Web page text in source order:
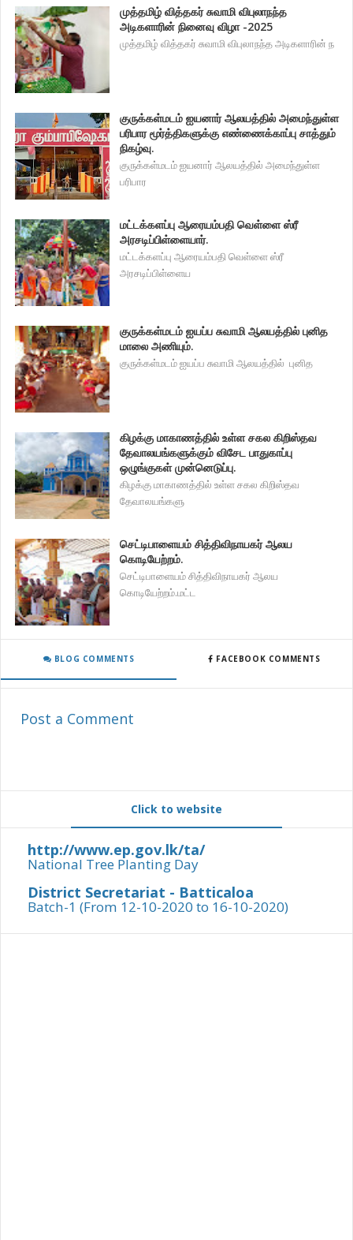
முத்தமிழ் வித்தகர் சுவாமி விபுலாநந்த
அடிகளாரின் நினைவு விழா -2025
முத்தமிழ் வித்தகர் சுவாமி விபுலாநந்த அடிகளாரின் ந
குருக்கள்மடம் ஐயனார் ஆலயத்தில் அமைந்துள்ள
பரிபார மூர்த்திகளுக்கு எண்ணைக்காப்பு சாத்தும்
நிகழ்வு.
குருக்கள்மடம் ஐயனார் ஆலயத்தில் அமைந்துள்ள
பரிபார
மட்டக்களப்பு ஆரையம்பதி வெள்ளை ஸ்ரீ
அரசடிப்பிள்ளையார்.
மட்டக்களப்பு ஆரையம்பதி வெள்ளை ஸ்ரீ
அரசடிப்பிள்ளைய
குருக்கள்மடம் ஐயப்ப சுவாமி ஆலயத்தில் புனித
மாலை அணியும்.
குருக்கள்மடம் ஐயப்ப சுவாமி ஆலயத்தில் புனித
கிழக்கு மாகாணத்தில் உள்ள சகல கிறிஸ்தவ
தேவாலயங்களுக்கும் விசேட பாதுகாப்பு
ஒழுங்குகள் முன்னெடுப்பு.
கிழக்கு மாகாணத்தில் உள்ள சகல கிறிஸ்தவ
தேவாலயங்களு
செட்டிபாளையம் சித்திவிநாயகர் ஆலய
கொடியேற்றம்.
செட்டிபாளையம் சித்திவிநாயகர் ஆலய
கொடியேற்றம்.மட்ட
BLOG COMMENTS FACEBOOK COMMENTS
Post a Comment
Click to website
http://www.ep.gov.lk/ta/
National Tree Planting Day
District Secretariat - Batticaloa
Batch-1 (From 12-10-2020 to 16-10-2020)